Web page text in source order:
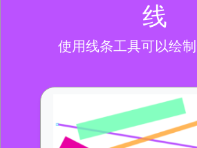
线
使用线条工具可以绘制